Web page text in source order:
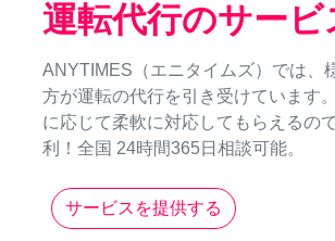
運転代行のサービ
ANYTIMES（エニタイムズ）では、
方が運転の代行を引き受けています
に応じて柔軟に対応してもらえるの
利！全国 24時間365日相談可能。
サービスを提供する